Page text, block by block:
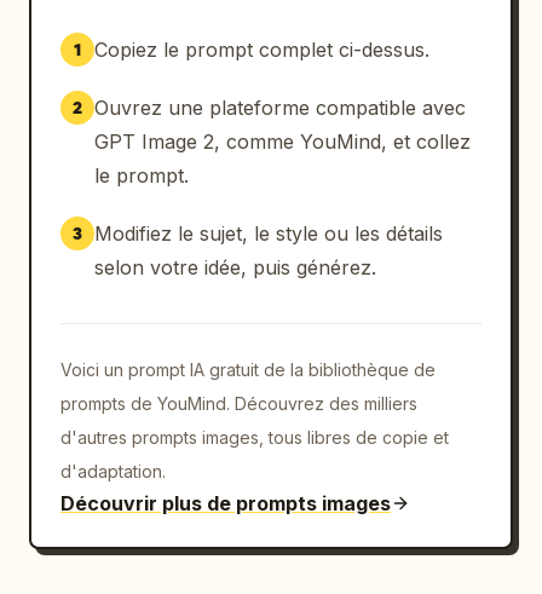
1 Copiez le prompt complet ci-dessus.
2 Ouvrez une plateforme compatible avec
GPT Image 2, comme YouMind, et collez
le prompt.
3
Modifiez le sujet, le style ou les détails
selon votre idée, puis générez.
Voici un prompt IA gratuit de la bibliothèque de
prompts de YouMind. Découvrez des milliers
d'autres prompts images, tous libres de copie et
d'adaptation.
Découvrir plus de prompts images